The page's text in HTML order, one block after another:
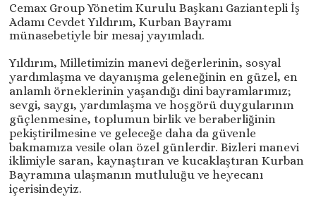
Cemax Group Yönetim Kurulu Başkanı Gaziantepli İş
Adamı Cevdet Yıldırım, Kurban Bayramı
münasebetiyle bir mesaj yayımladı.
Yıldırım, Milletimizin manevi değerlerinin, sosyal
yardımlaşma ve dayanışma geleneğinin en güzel, en
anlamlı örneklerinin yaşandığı dini bayramlarımız;
sevgi, saygı, yardımlaşma ve hoşgörü duygularının
güçlenmesine, toplumun birlik ve beraberliğinin
pekiştirilmesine ve geleceğe daha da güvenle
bakmamıza vesile olan özel günlerdir. Bizleri manevi
iklimiyle saran, kaynaştıran ve kucaklaştıran Kurban
Bayramına ulaşmanın mutluluğu ve heyecanı
içerisindeyiz.